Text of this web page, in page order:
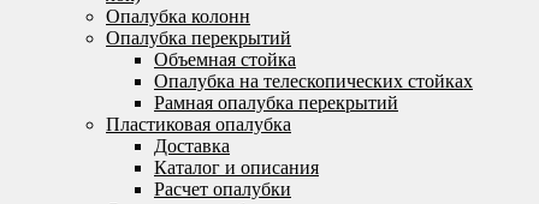
Опалубка колонн
Опалубка перекрытий
Объемная стойка
Опалубка на телескопических стойках
Рамная опалубка перекрытий
Пластиковая опалубка
Доставка
Каталог и описания
Расчет опалубки